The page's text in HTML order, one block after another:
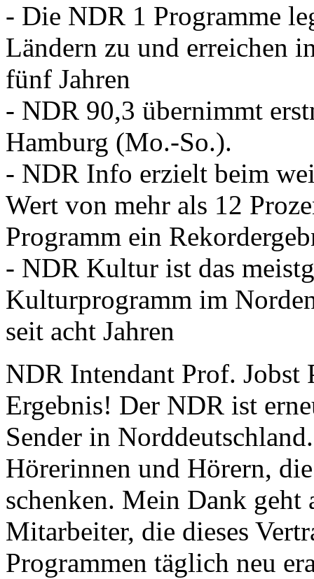
- Die NDR 1 Programme
Ländern zu und erreichen
fünf Jahren
- NDR 90,3 übernimmt
Hamburg (Mo.-So.).
- NDR Info erzielt beim
Wert von mehr als 12
Programm ein
- NDR Kultur ist das
Kulturprogramm im
seit acht Jahren
NDR Intendant Prof. Jobst
Ergebnis! Der NDR ist
Sender in
Hörerinnen und Hörern,
schenken. Mein Dank
Mitarbeiter, die dieses
Programmen täglich neu